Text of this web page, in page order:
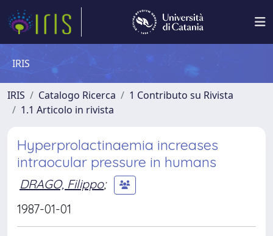
IRIS
IRIS Catalogo Ricerca
1 Contributo su Rivista
1.1 Articolo in rivista
Hyperprolactinaemia increases
intraocular pressure in humans
DRAGO, Filippo;
1987-01-01